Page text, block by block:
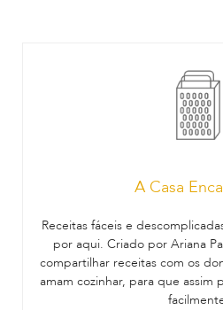
A Casa
Receitas fáceis e
por aqui. Criado por Ariana
compartilhar receitas com os
amam cozinhar, para que assim